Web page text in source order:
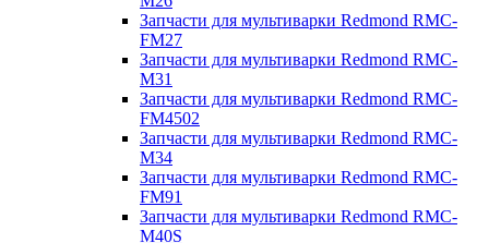
Запчасти для мультиварки Redmond RMC-
FM27
Запчасти для мультиварки Redmond RMC-
M31
Запчасти для мультиварки Redmond RMC-
FM4502
Запчасти для мультиварки Redmond RMC-
M34
Запчасти для мультиварки Redmond RMC-
FM91
Запчасти для мультиварки Redmond RMC-
M40S